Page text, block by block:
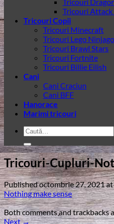
Tricouri Attack
Tricouri Copii
Tricouri Minecraft
Tricouri Lego Ninjago
Tricouri Brawl Stars
Tricouri Fortnite
Tricouri Billie Eilish
Cani
Cani Craciun
Cani BFF
Hanorace
Marimi tricouri
Caută
după:
Tricouri-Cupluri-
Publishedoctombrie 27, 2021at
Nothing make sense
Both comments and trackbacks
Next→